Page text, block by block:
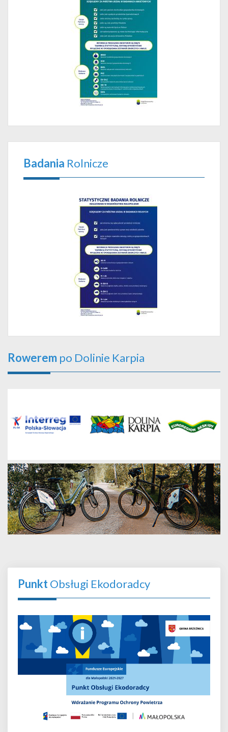
Badania Rolnicze
Rowerem po Dolinie Karpia
PunktObsługi Ekodoradcy